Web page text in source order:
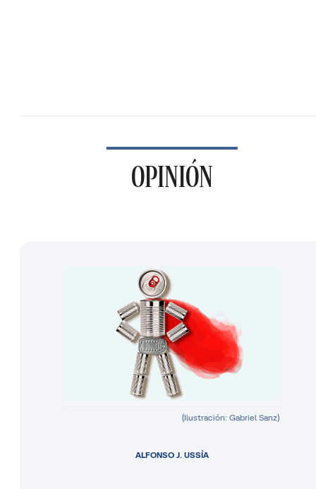
OPINIÓN
(Ilustración: Gabriel Sanz)
ALFONSO J. USSÍA